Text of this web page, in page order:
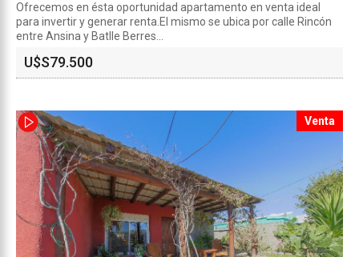
Ofrecemos en ésta oportunidad apartamento en venta ideal
para invertir y generar renta.El mismo se ubica por calle Rincón
entre Ansina y Batlle Berres...
U$S79.500
Venta